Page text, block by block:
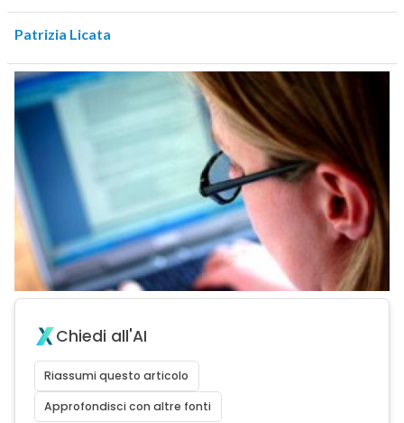
Patrizia Licata
Chiedi all'AI
Riassumi questo articolo
Approfondisci con altre fonti